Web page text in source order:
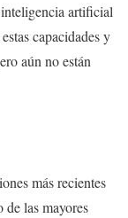
artificial
capacidades y
aún no están
más recientes
las mayores